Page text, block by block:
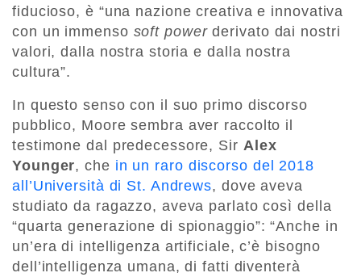
fiducioso, è “una nazione creativa e innovativa
con un immenso soft powerderivato dai nostri
valori, dalla nostra storia e dalla nostra
cultura”.
In questo senso con il suo primo discorso
pubblico, Moore sembra aver raccolto il
testimone dal predecessore, Sir Alex
Younger, che in un raro discorso del 2018
all’Università di St. Andrews, dove aveva
studiato da ragazzo, aveva parlato così della
“quarta generazione di spionaggio”: “Anche in
un’era di intelligenza artificiale, c’è bisogno
dell’intelligenza umana, di fatti diventerà